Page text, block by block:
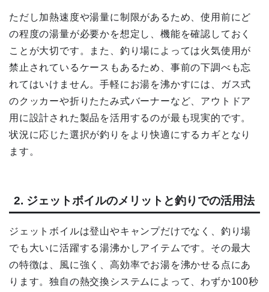
ただし加熱速度や湯量に制限があるため、使用前にど
の程度の湯量が必要かを想定し、機能を確認しておく
ことが大切です。また、釣り場によっては火気使用が
禁止されているケースもあるため、事前の下調べも忘
れてはいけません。手軽にお湯を沸かすには、ガス式
のクッカーや折りたたみ式バーナーなど、アウトドア
用に設計された製品を活用するのが最も現実的です。
状況に応じた選択が釣りをより快適にするカギとなり
ます。
2. ジェットボイルのメリットと釣りでの活用法
ジェットボイルは登山やキャンプだけでなく、釣り場
でも大いに活躍する湯沸かしアイテムです。その最大
の特徴は、風に強く、高効率でお湯を沸かせる点にあ
ります。独自の熱交換システムによって、わずか100秒